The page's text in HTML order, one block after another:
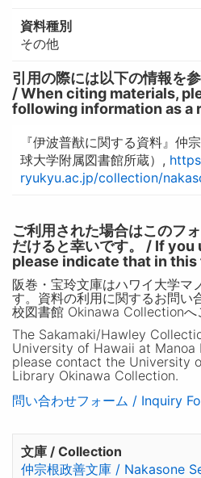
資料種別
その他
引用の際には以下の情報を
/ When citing materials,
following information as a
『伊波普猷に関する資料』仲
球大学附属図書館所蔵）,
ryukyu.ac.jp/collection/
ご利用された場合はこのフ
だけると幸いです。 / If
please indicate that in this
阪巻・宝玲文庫はハワイ大学マ
す。資料の利用に関するお問い
校図書館 Okinawa Collectionへ
The Sakamaki/Hawley
University of Hawaii at Manoa
please contact the University
Library Okinawa Collection.
問い合わせフォーム / Inquiry
文庫 / Collection
仲宗根政善文庫 / Nakasone